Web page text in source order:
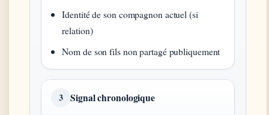
Identité de son compagnon actuel (si
relation)
Nom de son fils non partagé publiquement
3 Signal chronologique